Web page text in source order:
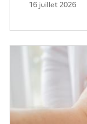
16 juillet 2026